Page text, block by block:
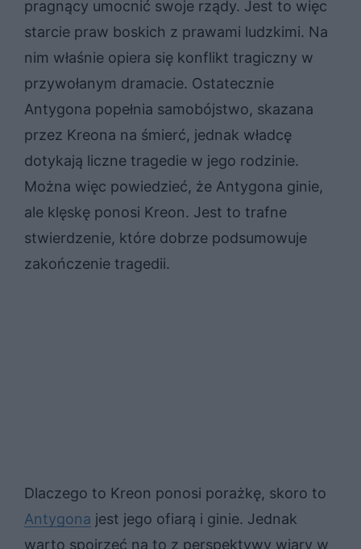
pragnący umocnić swoje rządy. Jest to więc
starcie praw boskich z prawami ludzkimi. Na
nim właśnie opiera się konflikt tragiczny w
przywołanym dramacie. Ostatecznie
Antygona popełnia samobójstwo, skazana
przez Kreona na śmierć, jednak władcę
dotykają liczne tragedie w jego rodzinie.
Można więc powiedzieć, że Antygona ginie,
ale klęskę ponosi Kreon. Jest to trafne
stwierdzenie, które dobrze podsumowuje
zakończenie tragedii.
Dlaczego to Kreon ponosi porażkę, skoro to
Antygona jest jego ofiarą i ginie. Jednak
warto spojrzeć na to z perspektywy wiary w